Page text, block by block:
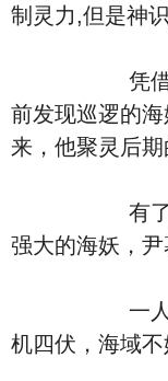
制灵力,但是神
凭借着这
前发现巡逻的
来，他聚灵后期
有了这股
强大的海妖，尹
一人一蛇
机四伏，海域不